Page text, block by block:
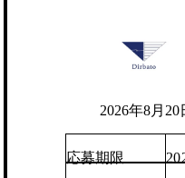
2026年8月
応募期限